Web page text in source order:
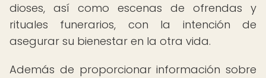
dioses, así como escenas de ofrendas y
rituales funerarios, con la intención de
asegurar su bienestar en la otra vida.
Además de proporcionar información sobre